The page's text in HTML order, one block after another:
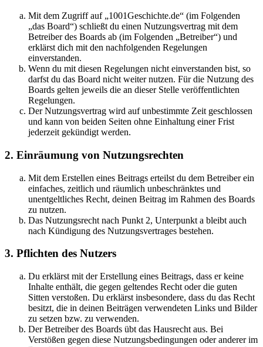
Mit dem Zugriff auf „1001Geschichte.de“ (im Folgenden
„das Board“) schließt du einen Nutzungsvertrag mit dem
Betreiber des Boards ab (im Folgenden „Betreiber“) und
erklärst dich mit den nachfolgenden Regelungen
einverstanden.
Wenn du mit diesen Regelungen nicht einverstanden bist, so
darfst du das Board nicht weiter nutzen. Für die Nutzung des
Boards gelten jeweils die an dieser Stelle veröffentlichten
Regelungen.
Der Nutzungsvertrag wird auf unbestimmte Zeit geschlossen
und kann von beiden Seiten ohne Einhaltung einer Frist
jederzeit gekündigt werden.
2. Einräumung von Nutzungsrechten
Mit dem Erstellen eines Beitrags erteilst du dem Betreiber ein
einfaches, zeitlich und räumlich unbeschränktes und
unentgeltliches Recht, deinen Beitrag im Rahmen des Boards
zu nutzen.
Das Nutzungsrecht nach Punkt 2, Unterpunkt a bleibt auch
nach Kündigung des Nutzungsvertrages bestehen.
3. Pflichten des Nutzers
Du erklärst mit der Erstellung eines Beitrags, dass er keine
Inhalte enthält, die gegen geltendes Recht oder die guten
Sitten verstoßen. Du erklärst insbesondere, dass du das Recht
besitzt, die in deinen Beiträgen verwendeten Links und Bilder
zu setzen bzw. zu verwenden.
Der Betreiber des Boards übt das Hausrecht aus. Bei
Verstößen gegen diese Nutzungsbedingungen oder anderer im